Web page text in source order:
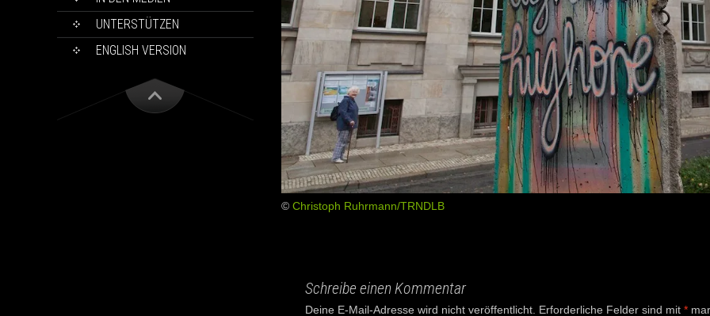
UNTERSTÜTZEN
ENGLISH VERSION
© Christoph Ruhrmann/TRNDLB
Schreibe einen Kommentar
Deine E-Mail-Adresse wird nicht veröffentlicht. Erforderliche Felder sind mit *